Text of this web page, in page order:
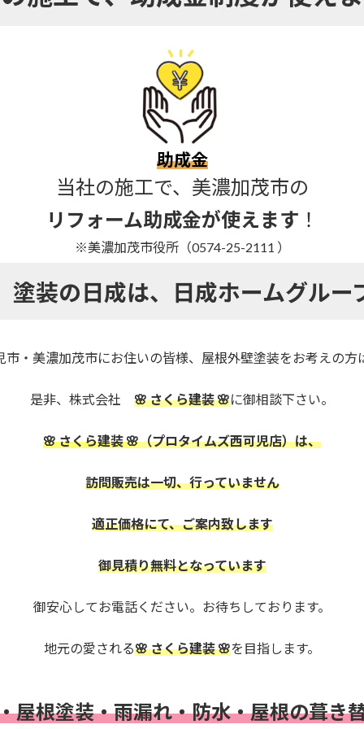
助成金
当社の施工で、美濃加茂市の
リフォーム助成金が使えます ！
※美濃加茂市役所（0574-25-2111 ）
塗装の日成は、 日成ホームグルー
市・美濃加茂市にお住いの皆様、 屋根外壁塗装をお考えの方
是非、株式会社 🌸 さくら建装 🌸に御相談下さい。
🌸 さくら建装 🌸（プロタイムズ西可児店）は、
訪問販売は一切、行っていません
適正価格にて、ご案内致します
御見積り無料となっています
御安心してお電話ください。お待ちしております。
地元の愛される🌸 さくら建装 🌸を目指します。
屋根塗装・雨漏れ・防水・屋根の葺き